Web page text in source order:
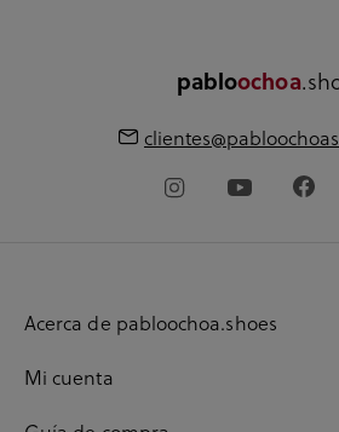
pabloochoa
Acerca de pabloochoa.shoes
Mi cuenta